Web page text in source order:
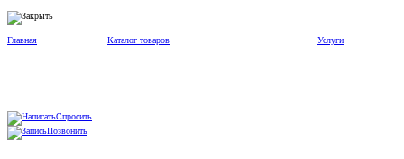
Главная Каталог товаров Услуги
Спросить
Позвонить